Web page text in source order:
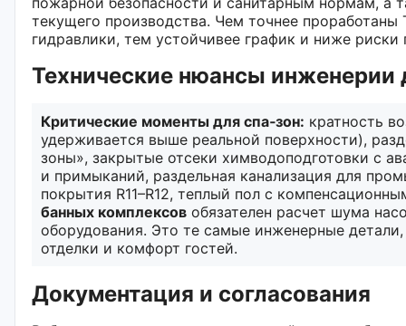
текущего производства. Чем точнее
гидравлики, тем устойчивее график и ниже риски
Технические нюансы инженерии
Критические моменты для спа‑зон: кратность
удерживается выше реальной поверхности),
зоны», закрытые отсеки химводоподготовки с
и примыканий, раздельная канализация для
покрытия R11–R12, теплый пол с
банных комплексов обязателен расчет шума
оборудования. Это те самые инженерные
отделки и комфорт гостей.
Документация и согласования